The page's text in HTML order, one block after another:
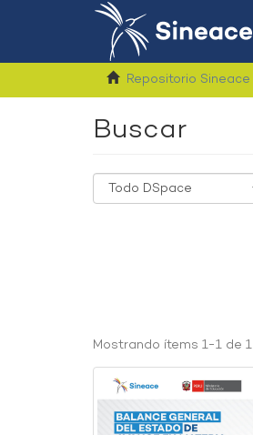
Repositorio Sineace
Buscar
Mostrando ítems 1-1 de 1